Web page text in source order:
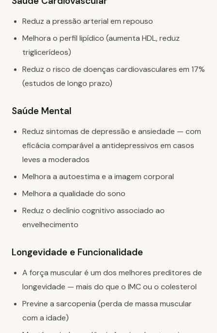
Reduz a pressão arterial em repouso
Melhora o perfil lipídico (aumenta HDL, reduz
triglicerídeos)
Reduz o risco de doenças cardiovasculares em 17%
(estudos de longo prazo)
Saúde Mental
Reduz sintomas de depressão e ansiedade — com
eficácia comparável a antidepressivos em casos
leves a moderados
Melhora a autoestima e a imagem corporal
Melhora a qualidade do sono
Reduz o declínio cognitivo associado ao
envelhecimento
Longevidade e Funcionalidade
A força muscular é um dos melhores preditores de
longevidade — mais do que o IMC ou o colesterol
Previne a sarcopenia (perda de massa muscular
com a idade)